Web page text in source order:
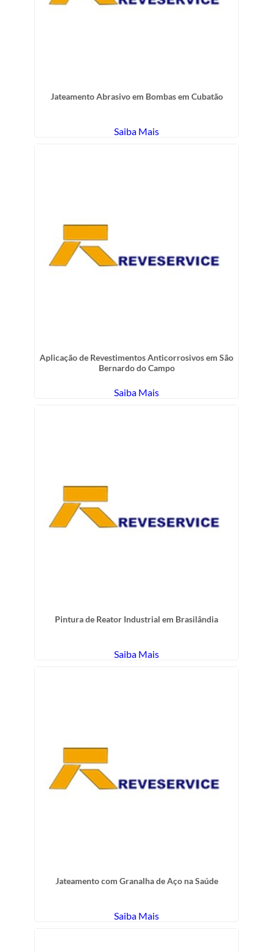
Jateamento Abrasivo em Bombas em Cubatão
Saiba Mais
Aplicação de Revestimentos Anticorrosivos em São
Bernardo do Campo
Saiba Mais
Pintura de Reator Industrial em Brasilândia
Saiba Mais
Jateamento com Granalha de Aço na Saúde
Saiba Mais